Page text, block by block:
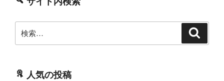
索:
人気の投稿